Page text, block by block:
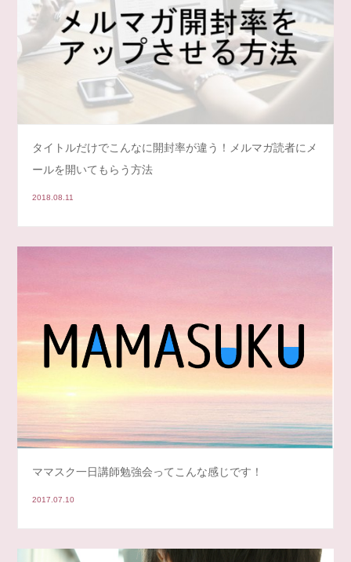
タイトルだけでこんなに開封率が違う！メルマガ読者にメ
ールを開いてもらう方法
2018.08.11
ママスク一日講師勉強会ってこんな感じです！
2017.07.10